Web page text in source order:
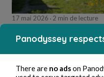
17 mai 2026 2 min de lecture
Poésie et chanson
Panodyssey
There are no adson